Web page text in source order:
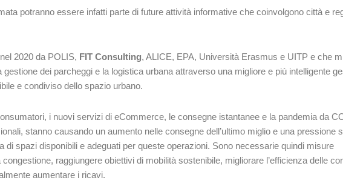
potranno essere infatti parte di future attività informative che coinvolgono città e
2020 da POLIS, FIT Consulting, ALICE, EPA, Università Erasmus e UITP e che
dei parcheggi e la logistica urbana attraverso una migliore e più intelligente
e condiviso dello spazio urbano.
i nuovi servizi di eCommerce, le consegne istantanee e la pandemia da
stanno causando un aumento nelle consegne dell’ultimo miglio e una pressione
spazi disponibili e adeguati per queste operazioni. Sono necessarie quindi misure
raggiungere obiettivi di mobilità sostenibile, migliorare l’efficienza delle
aumentare i ricavi.